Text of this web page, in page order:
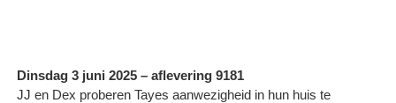
Dinsdag 3 juni 2025 – aflevering 9181
JJ en Dex proberen Tayes aanwezigheid in hun huis te